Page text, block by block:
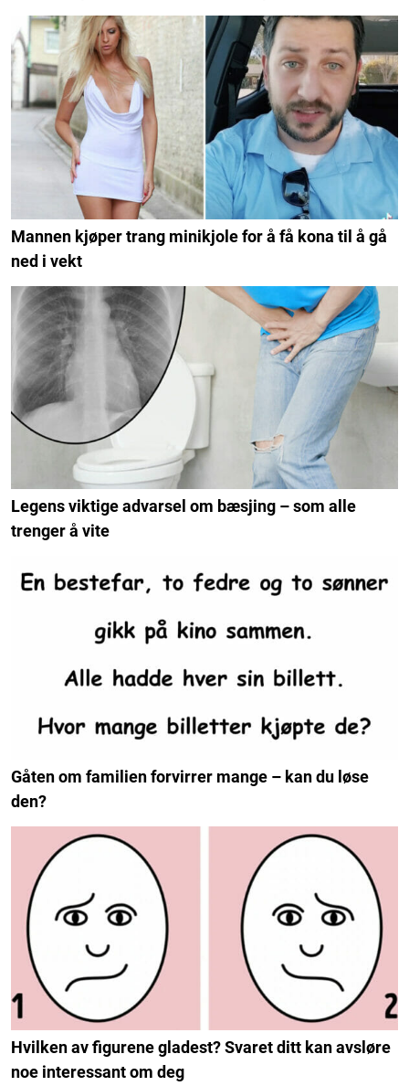
Mannen kjøper trang minikjole for å få kona til å gå
ned i vekt
Legens viktige advarsel om bæsjing – som alle
trenger å vite
Gåten om familien forvirrer mange – kan du løse
den?
Hvilken av figurene gladest? Svaret ditt kan avsløre
noe interessant om deg